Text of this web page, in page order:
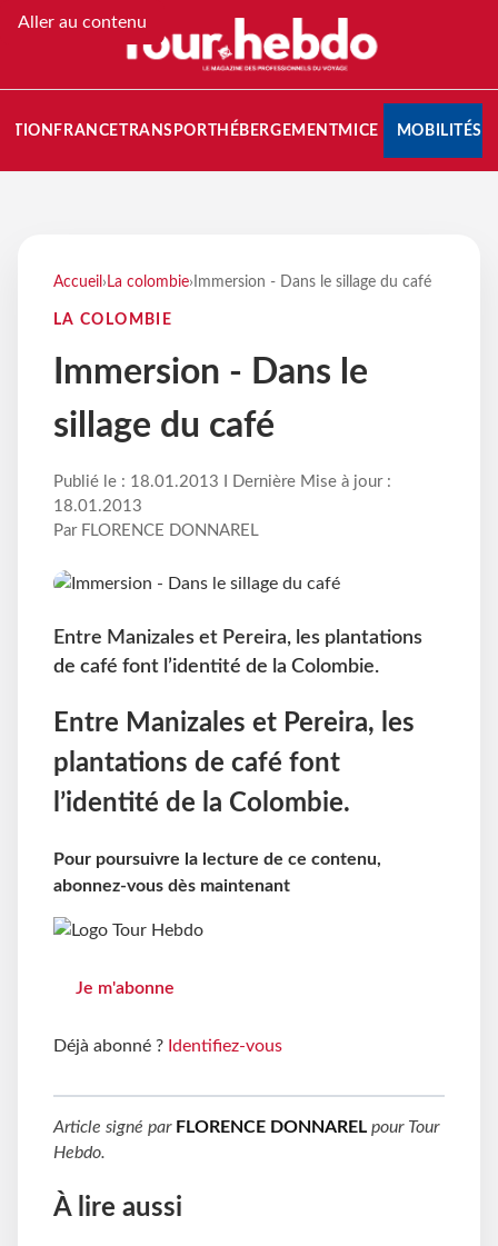
Aller au contenu
FRANCETRANSPORT HÉBERGEMENTMICE MOBILITÉS
Accueil › La colombie› Immersion - Dans le sillage du café
LA COLOMBIE
Immersion - Dans le
sillage du café
Publié le : 18.01.2013 I Dernière Mise à jour :
18.01.2013
Par FLORENCE DONNAREL
Entre Manizales et Pereira, les plantations
de café font l’identité de la Colombie.
Entre Manizales et Pereira, les
plantations de café font
l’identité de la Colombie.
Pour poursuivre la lecture de ce contenu,
abonnez-vous dès maintenant
Je m'abonne
Déjà abonné ? Identifiez-vous
Article signé par FLORENCE DONNAREL pour Tour
Hebdo.
À lire aussi